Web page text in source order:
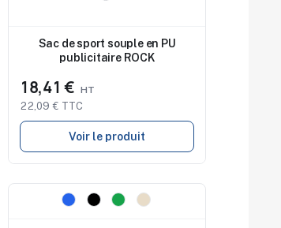
Sac de sport souple en PU
publicitaire ROCK
18,41 €
22,09 € TTC
Voir le produit
Nouveau